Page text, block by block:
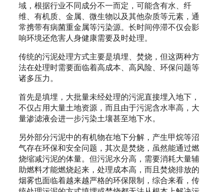
域，根据行业不同成分不一而定，可能含有水、纤
维、有机质、金属、微生物以及其他杂质等元素，通
常携带有病菌重金属等污染源。长时间停滞不仅会影
响环境还危害人身健康需要及时处理。
传统的污泥处理方式主要是填埋、焚烧，但这两种方
法在处理时需要面临着高成本、高风险、环保问题等
诸多压力。
首先是填埋，大批量未经处理的污泥直接埋入地下，
不仅占用大量土地资源，而且由于污泥含水率高，大
量渗滤液会进一步污染土壤甚至地下水。
另外部分污泥中的有机物在地下分解，产生甲烷等沼
气存在环保和安全问题，其次是焚烧，虽然能通过燃
烧缩减污泥的体量。但污泥水分高，需要消耗大量辅
助燃料才能燃烧起来，处理成本高，而且焚烧排放的
烟雾也面临着越来越严格的环保限制，综合来看，传